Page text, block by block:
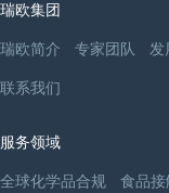
瑞欧集团
瑞欧简介 专家团队 发
联系我们
服务领域
全球化学品合规 食品